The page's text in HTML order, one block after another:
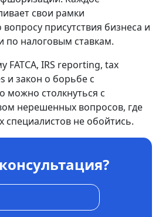
свои рамки
присутствия бизнеса и
по налоговым ставкам.
FATCA, IRS reporting, tax
и закон о борьбе с
можно столкнуться с
нерешенных вопросов, где
не обойтись.